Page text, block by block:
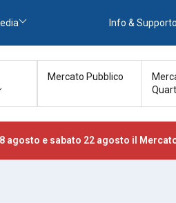
Info &
Mercato Pubblico
agosto e sabato 22 agosto il